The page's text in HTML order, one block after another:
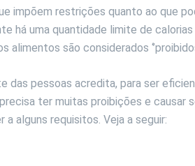
impõem restrições quanto ao que
há uma quantidade limite de
são considerados
das pessoas acredita, para ser
ter muitas proibições e causar
alguns requisitos. Veja a seguir: